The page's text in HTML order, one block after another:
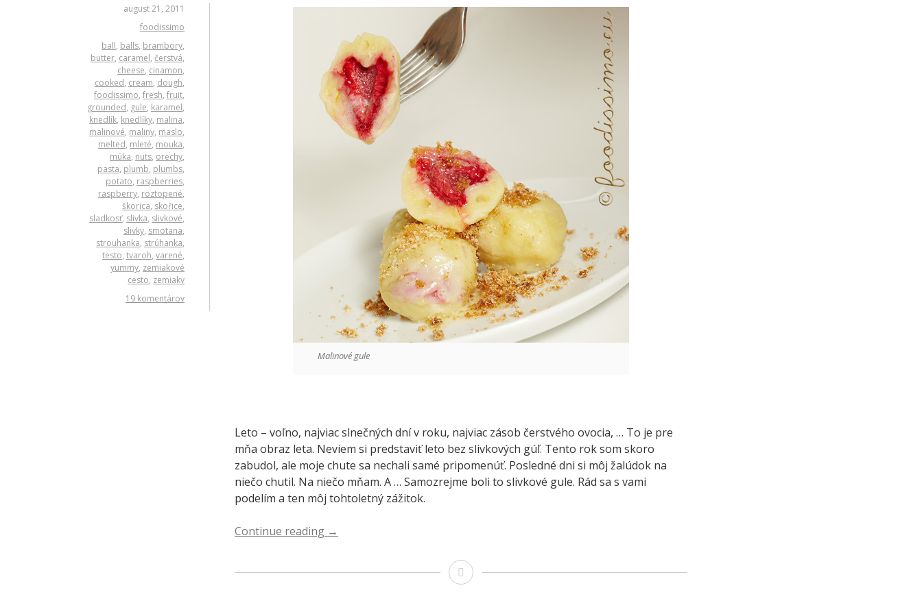
august 21, 2011
foodissimo
ball, balls, brambory,
butter, caramel, čerstvá,
cheese, cinamon,
cooked, cream, dough,
foodissimo, fresh, fruit,
grounded, gule, karamel,
knedlík, knedlíky, malina,
malinové, maliny, maslo,
melted, mleté, mouka,
múka, nuts, orechy,
pasta, plumb, plumbs,
potato, raspberries,
raspberry, roztopené,
škorica, skořice,
sladkosť, slivka, slivkové,
slivky, smotana,
strouhanka, strúhanka,
testo, tvaroh, varené,
yummy, zemiakové
cesto, zemiaky
19 komentárov
Malinové gule
Leto – voľno, najviac slnečných dní v roku, najviac zásob čerstvého ovocia, … To je pre
mňa obraz leta. Neviem si predstaviť leto bez slivkových gúľ. Tento rok som skoro
zabudol, ale moje chute sa nechali samé pripomenúť. Posledné dni si môj žalúdok na
niečo chutil. Na niečo mňam. A … Samozrejme boli to slivkové gule. Rád sa s vami
podelím a ten môj tohtoletný zážitok.
Continue reading “Malinové
→
Malinové